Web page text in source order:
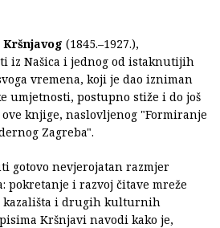
(1845.–1927.),
iz Našica i jednog od istaknutijih
vremena, koji je dao izniman
umjetnosti, postupno stiže i do još
knjige, naslovljenog "Formiranje
Zagreba".
gotovo nevjerojatan razmjer
pokretanje i razvoj čitave mreže
kazališta i drugih kulturnih
Kršnjavi navodi kako je,